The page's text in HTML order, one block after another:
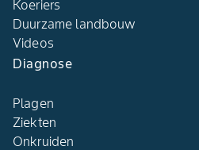
Koeriers
Duurzame landbouw
Videos
Diagnose
Plagen
Ziekten
Onkruiden